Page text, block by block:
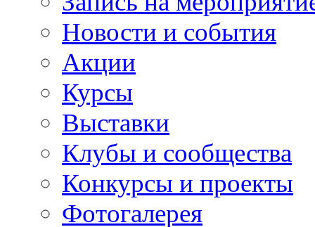
Новости и события
Акции
Курсы
Выставки
Клубы и сообщества
Конкурсы и проекты
Фотогалерея